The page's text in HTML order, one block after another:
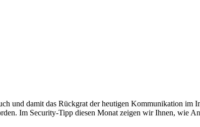
und damit das Rückgrat der heutigen Kommunikation
Im Security-Tipp diesen Monat zeigen wir Ihnen, wie